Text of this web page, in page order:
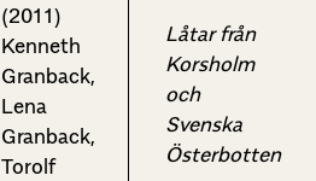
(2011)
Kenneth
Granback,
Lena
Granback,
Torolf
Låtar från
Korsholm
och
Svenska
Österbotten